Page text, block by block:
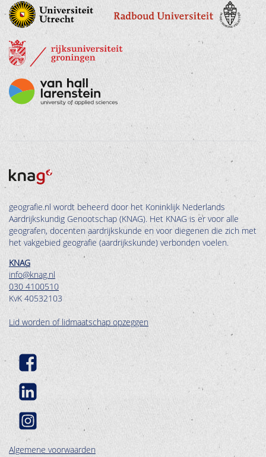
geografie.nl wordt beheerd door het Koninklijk Nederlands
Aardrijkskundig Genootschap (KNAG). Het KNAG is er voor alle
geografen, docenten aardrijkskunde en voor diegenen die zich met
het vakgebied geografie (aardrijkskunde) verbonden voelen.
KNAG
info@knag.nl
030 4100510
KvK 40532103
Lid worden of lidmaatschap opzeggen
Algemene voorwaarden